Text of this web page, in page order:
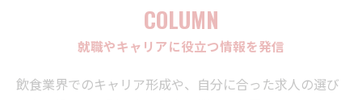
COLUMN
就職やキャリアに役立つ情報を発信
飲食業界でのキャリア形成や、自分に合った求人の選び